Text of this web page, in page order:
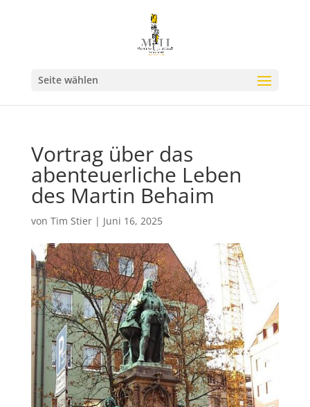
Seite wählen
Vortrag über das
abenteuerliche Leben
des Martin Behaim
von Tim Stier| Juni 16, 2025